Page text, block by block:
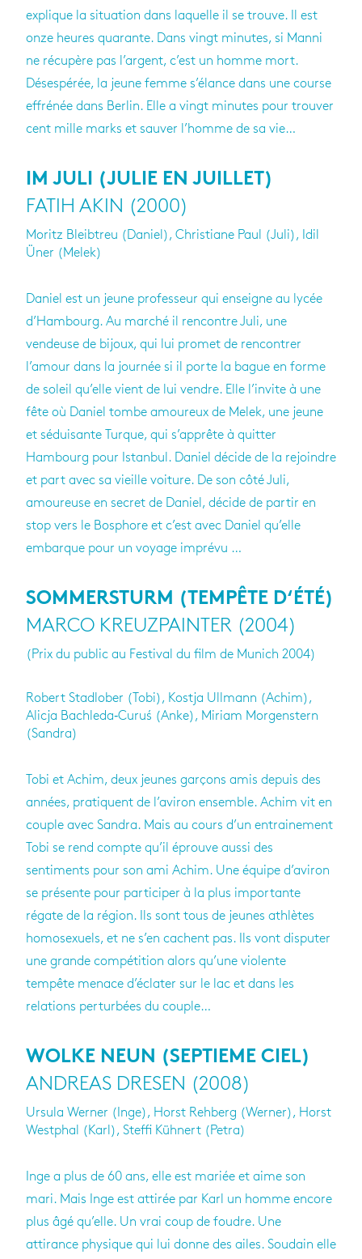
explique la situation dans laquelle il se trouve. Il est
onze heures quarante. Dans vingt minutes, si Manni
ne récupère pas l’argent, c’est un homme mort.
Désespérée, la jeune femme s’élance dans une course
effrénée dans Berlin. Elle a vingt minutes pour trouver
cent mille marks et sauver l’homme de sa vie…
IM JULI (JULIE EN JUILLET)
FATIH AKIN (2000)
Moritz Bleibtreu (Daniel), Christiane Paul (Juli), Idil
Üner (Melek)
Daniel est un jeune professeur qui enseigne au lycée
d’Hambourg. Au marché il rencontre Juli, une
vendeuse de bijoux, qui lui promet de rencontrer
l’amour dans la journée si il porte la bague en forme
de soleil qu’elle vient de lui vendre. Elle l’invite à une
fête où Daniel tombe amoureux de Melek, une jeune
et séduisante Turque, qui s’apprête à quitter
Hambourg pour Istanbul. Daniel décide de la rejoindre
et part avec sa vieille voiture. De son côté Juli,
amoureuse en secret de Daniel, décide de partir en
stop vers le Bosphore et c’est avec Daniel qu’elle
embarque pour un voyage imprévu …
SOMMERSTURM (TEMPÊTE D‘ÉTÉ)
MARCO KREUZPAINTER (2004)
(Prix du public au Festival du film de Munich 2004)
Robert Stadlober (Tobi), Kostja Ullmann (Achim),
Alicja Bachleda‐Curuś (Anke), Miriam Morgenstern
(Sandra)
Tobi et Achim, deux jeunes garçons amis depuis des
années, pratiquent de l’aviron ensemble. Achim vit en
couple avec Sandra. Mais au cours d’un entrainement
Tobi se rend compte qu’il éprouve aussi des
sentiments pour son ami Achim. Une équipe d’aviron
se présente pour participer à la plus importante
régate de la région. Ils sont tous de jeunes athlètes
homosexuels, et ne s’en cachent pas. Ils vont disputer
une grande compétition alors qu’une violente
tempête menace d’éclater sur le lac et dans les
relations perturbées du couple…
WOLKE NEUN (SEPTIEME CIEL)
ANDREAS DRESEN (2008)
Ursula Werner (Inge), Horst Rehberg (Werner), Horst
Westphal (Karl), Steffi Kühnert (Petra)
Inge a plus de 60 ans, elle est mariée et aime son
mari. Mais Inge est attirée par Karl un homme encore
plus âgé qu’elle. Un vrai coup de foudre. Une
attirance physique qui lui donne des ailes. Soudain elle